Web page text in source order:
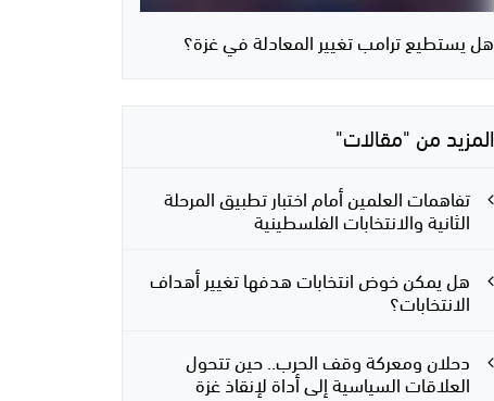
هل يستطيع ترامب تغيير المعادلة في غزة؟
المزيد من "مقالات"
تفاهمات العلمين أمام اختبار تطبيق المرحلة
الثانية والانتخابات الفلسطينية
هل يمكن خوض انتخابات هدفها تغيير أهداف
الانتخابات؟
دحلان ومعركة وقف الحرب.. حين تتحول
العلاقات السياسية إلى أداة لإنقاذ غزة